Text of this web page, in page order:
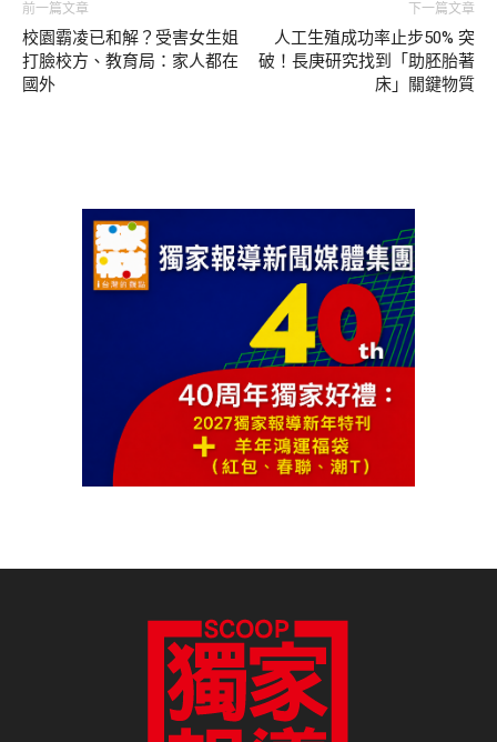
前一篇文章
校園霸凌已和解？受害女生姐
打臉校方、教育局：家人都在
國外
下一篇文章
人工生殖成功率止步50% 突
破！長庚研究找到「助胚胎著
床」關鍵物質